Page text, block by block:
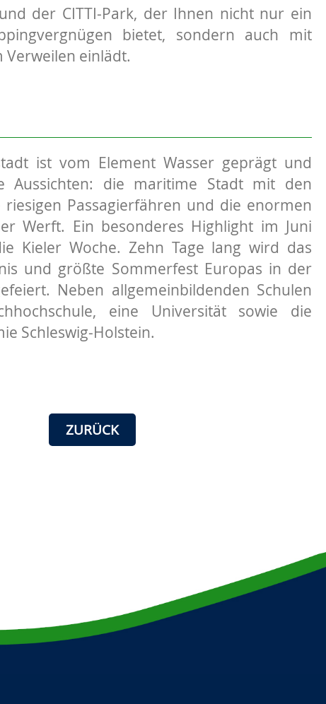
der CITTI-Park, der Ihnen nicht nur ein
bietet, sondern auch mit
Verweilen einlädt.
ist vom Element Wasser geprägt und
Aussichten: die maritime Stadt mit den
riesigen Passagierfähren und die enormen
Werft. Ein besonderes Highlight im Juni
Kieler Woche. Zehn Tage lang wird das
und größte Sommerfest Europas in der
Neben allgemeinbildenden Schulen
eine Universität sowie die
Schleswig-Holstein.
ZURÜCK